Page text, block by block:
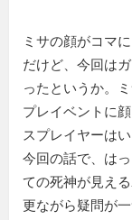
ミサの顔がコマ
だけど、今回は
ったというか。
プレイベントに
スプレイヤーは
今回の話で、は
ての死神が見え
更ながら疑問が